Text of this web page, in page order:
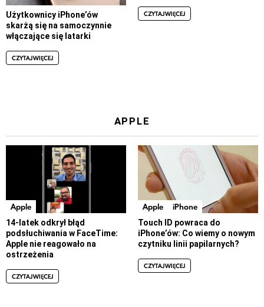
Użytkownicy iPhone’ów
skarżą się na samoczynnie
włączające się latarki
CZYTAJ WIĘCEJ
CZYTAJ WIĘCEJ
APPLE
Apple
14-latek odkrył błąd
podsłuchiwania w FaceTime:
Apple nie reagowało na
ostrzeżenia
CZYTAJ WIĘCEJ
Apple iPhone
Touch ID powraca do
iPhone’ów: Co wiemy o nowym
czytniku linii papilarnych?
CZYTAJ WIĘCEJ